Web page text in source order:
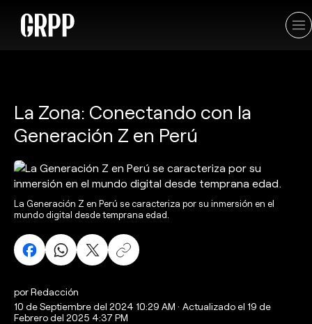
La Zona: Conectando con la
Generación Z en Perú
La Generación Z en Perú se caracteriza por su inmersión en el
mundo digital desde temprana edad.
por Redacción
10 de Septiembre del 2024 10:29 AM · Actualizado el 19 de
Febrero del 2025 4:37 PM